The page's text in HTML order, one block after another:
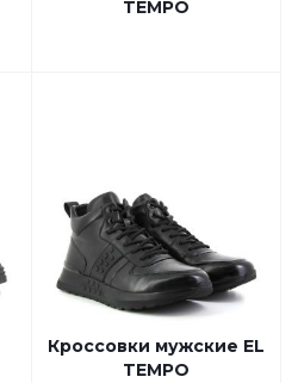
TEMPO
Кроссовки мужские EL
TEMPO